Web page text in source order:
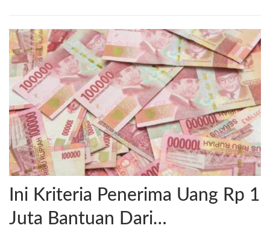
Ini Kriteria Penerima Uang Rp 1
Juta Bantuan Dari…